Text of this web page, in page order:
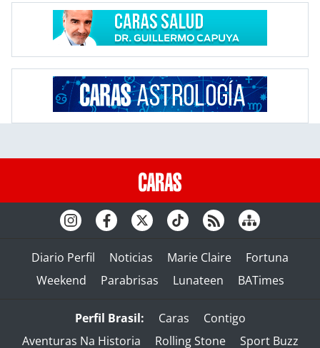
Diario Perfil Noticias Marie Claire
Fortuna
Weekend
Parabrisas Lunateen BATimes
Perfil Brasil: Caras
Contigo
Aventuras Na Historia
Rolling Stone Sport Buzz